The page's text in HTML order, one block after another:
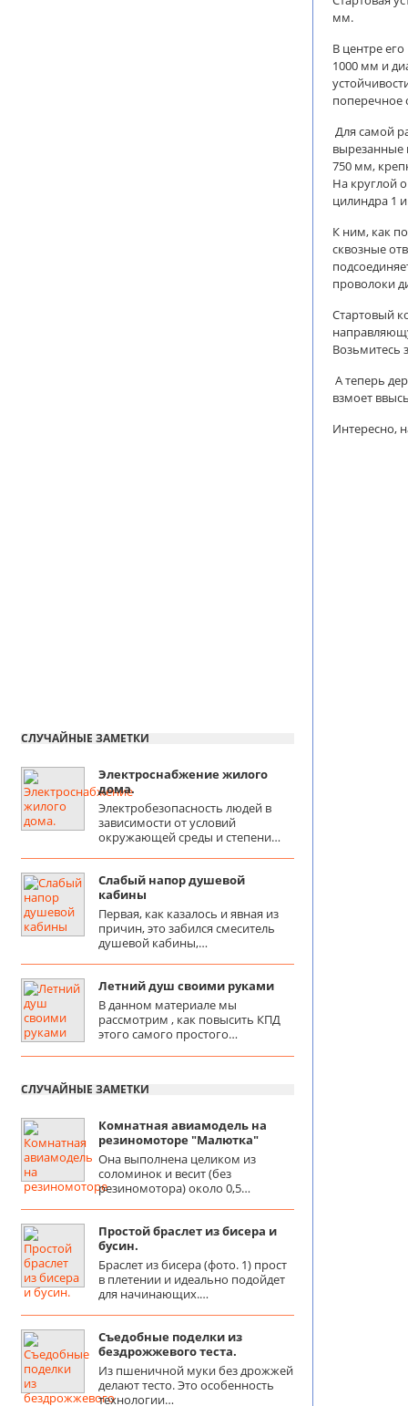
мм.
В центре
1000 мм и
поперечное
Для самой
вырезанные
750 мм,
На круглой
цилиндра 1
К ним, как
сквозные
проволоки
Стартовый
Возьмитесь
А теперь
взмоет
Интересно,
СЛУЧАЙНЫЕ ЗАМЕТКИ
Электроснабжение жилого
дома.
Электробезопасность людей в
зависимости от условий
окружающей среды и степени…
Слабый напор душевой
кабины
Первая, как казалось и явная из
причин, это забился смеситель
душевой кабины,…
Летний душ своими руками
В данном материале мы
рассмотрим , как повысить КПД
этого самого простого…
СЛУЧАЙНЫЕ ЗАМЕТКИ
Комнатная авиамодель на
резиномоторе "Малютка"
Она выполнена целиком из
соломинок и весит (без
резиномотора) около 0,5…
Простой браслет из бисера и
бусин.
Браслет из бисера (фото. 1) прост
в плетении и идеально подойдет
для начинающих.…
Съедобные поделки из
бездрожжевого теста.
Из пшеничной муки без дрожжей
делают тесто. Это особенность
технологии…